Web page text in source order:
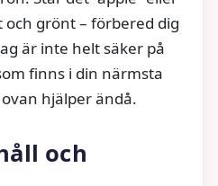
grönt – förbered dig
är inte helt säker på
finns i din närmsta
hjälper ändå.
och